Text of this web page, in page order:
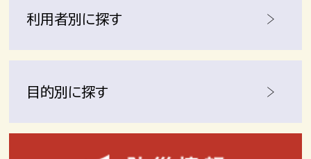
利用者別に探す
目的別に探す